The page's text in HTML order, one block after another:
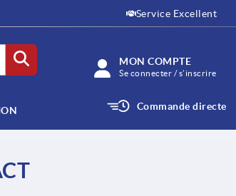
Service Excellent
MON COMPTE
Se connecter / s’inscrire
Commande directe